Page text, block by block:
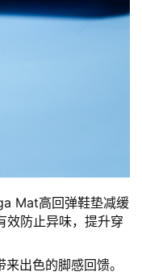
Mat高回弹鞋垫减缓
效防止异味，提升穿
出色的脚感回馈。